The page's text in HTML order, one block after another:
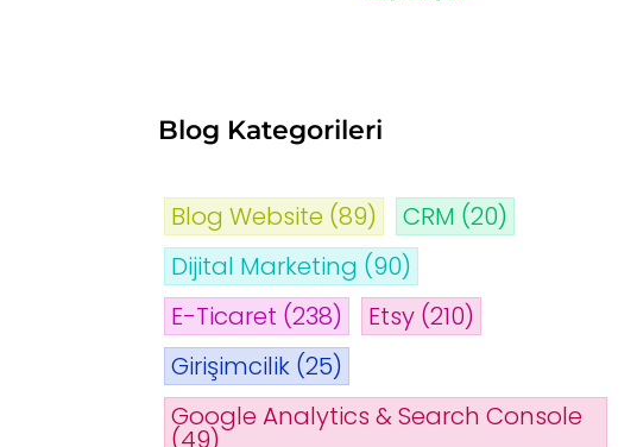
Blog Kategorileri
Blog Website (89) CRM (20)
Dijital Marketing (90)
E-Ticaret (238) Etsy (210)
Girişimcilik (25)
Google Analytics & Search Console
(49)